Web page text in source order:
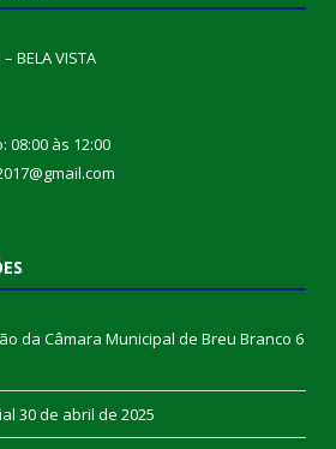
BELA VISTA
às 12:00
da Câmara Municipal de Breu Branco 6
30 de abril de 2025